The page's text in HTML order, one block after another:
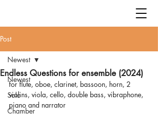
Post
Newest
Solo
Chamber
Newest
Endless Questions for ensemble (2024)
for flute, oboe, clarinet, bassoon, horn, 2
violins, viola, cello, double bass, vibraphone,
piano and narrator